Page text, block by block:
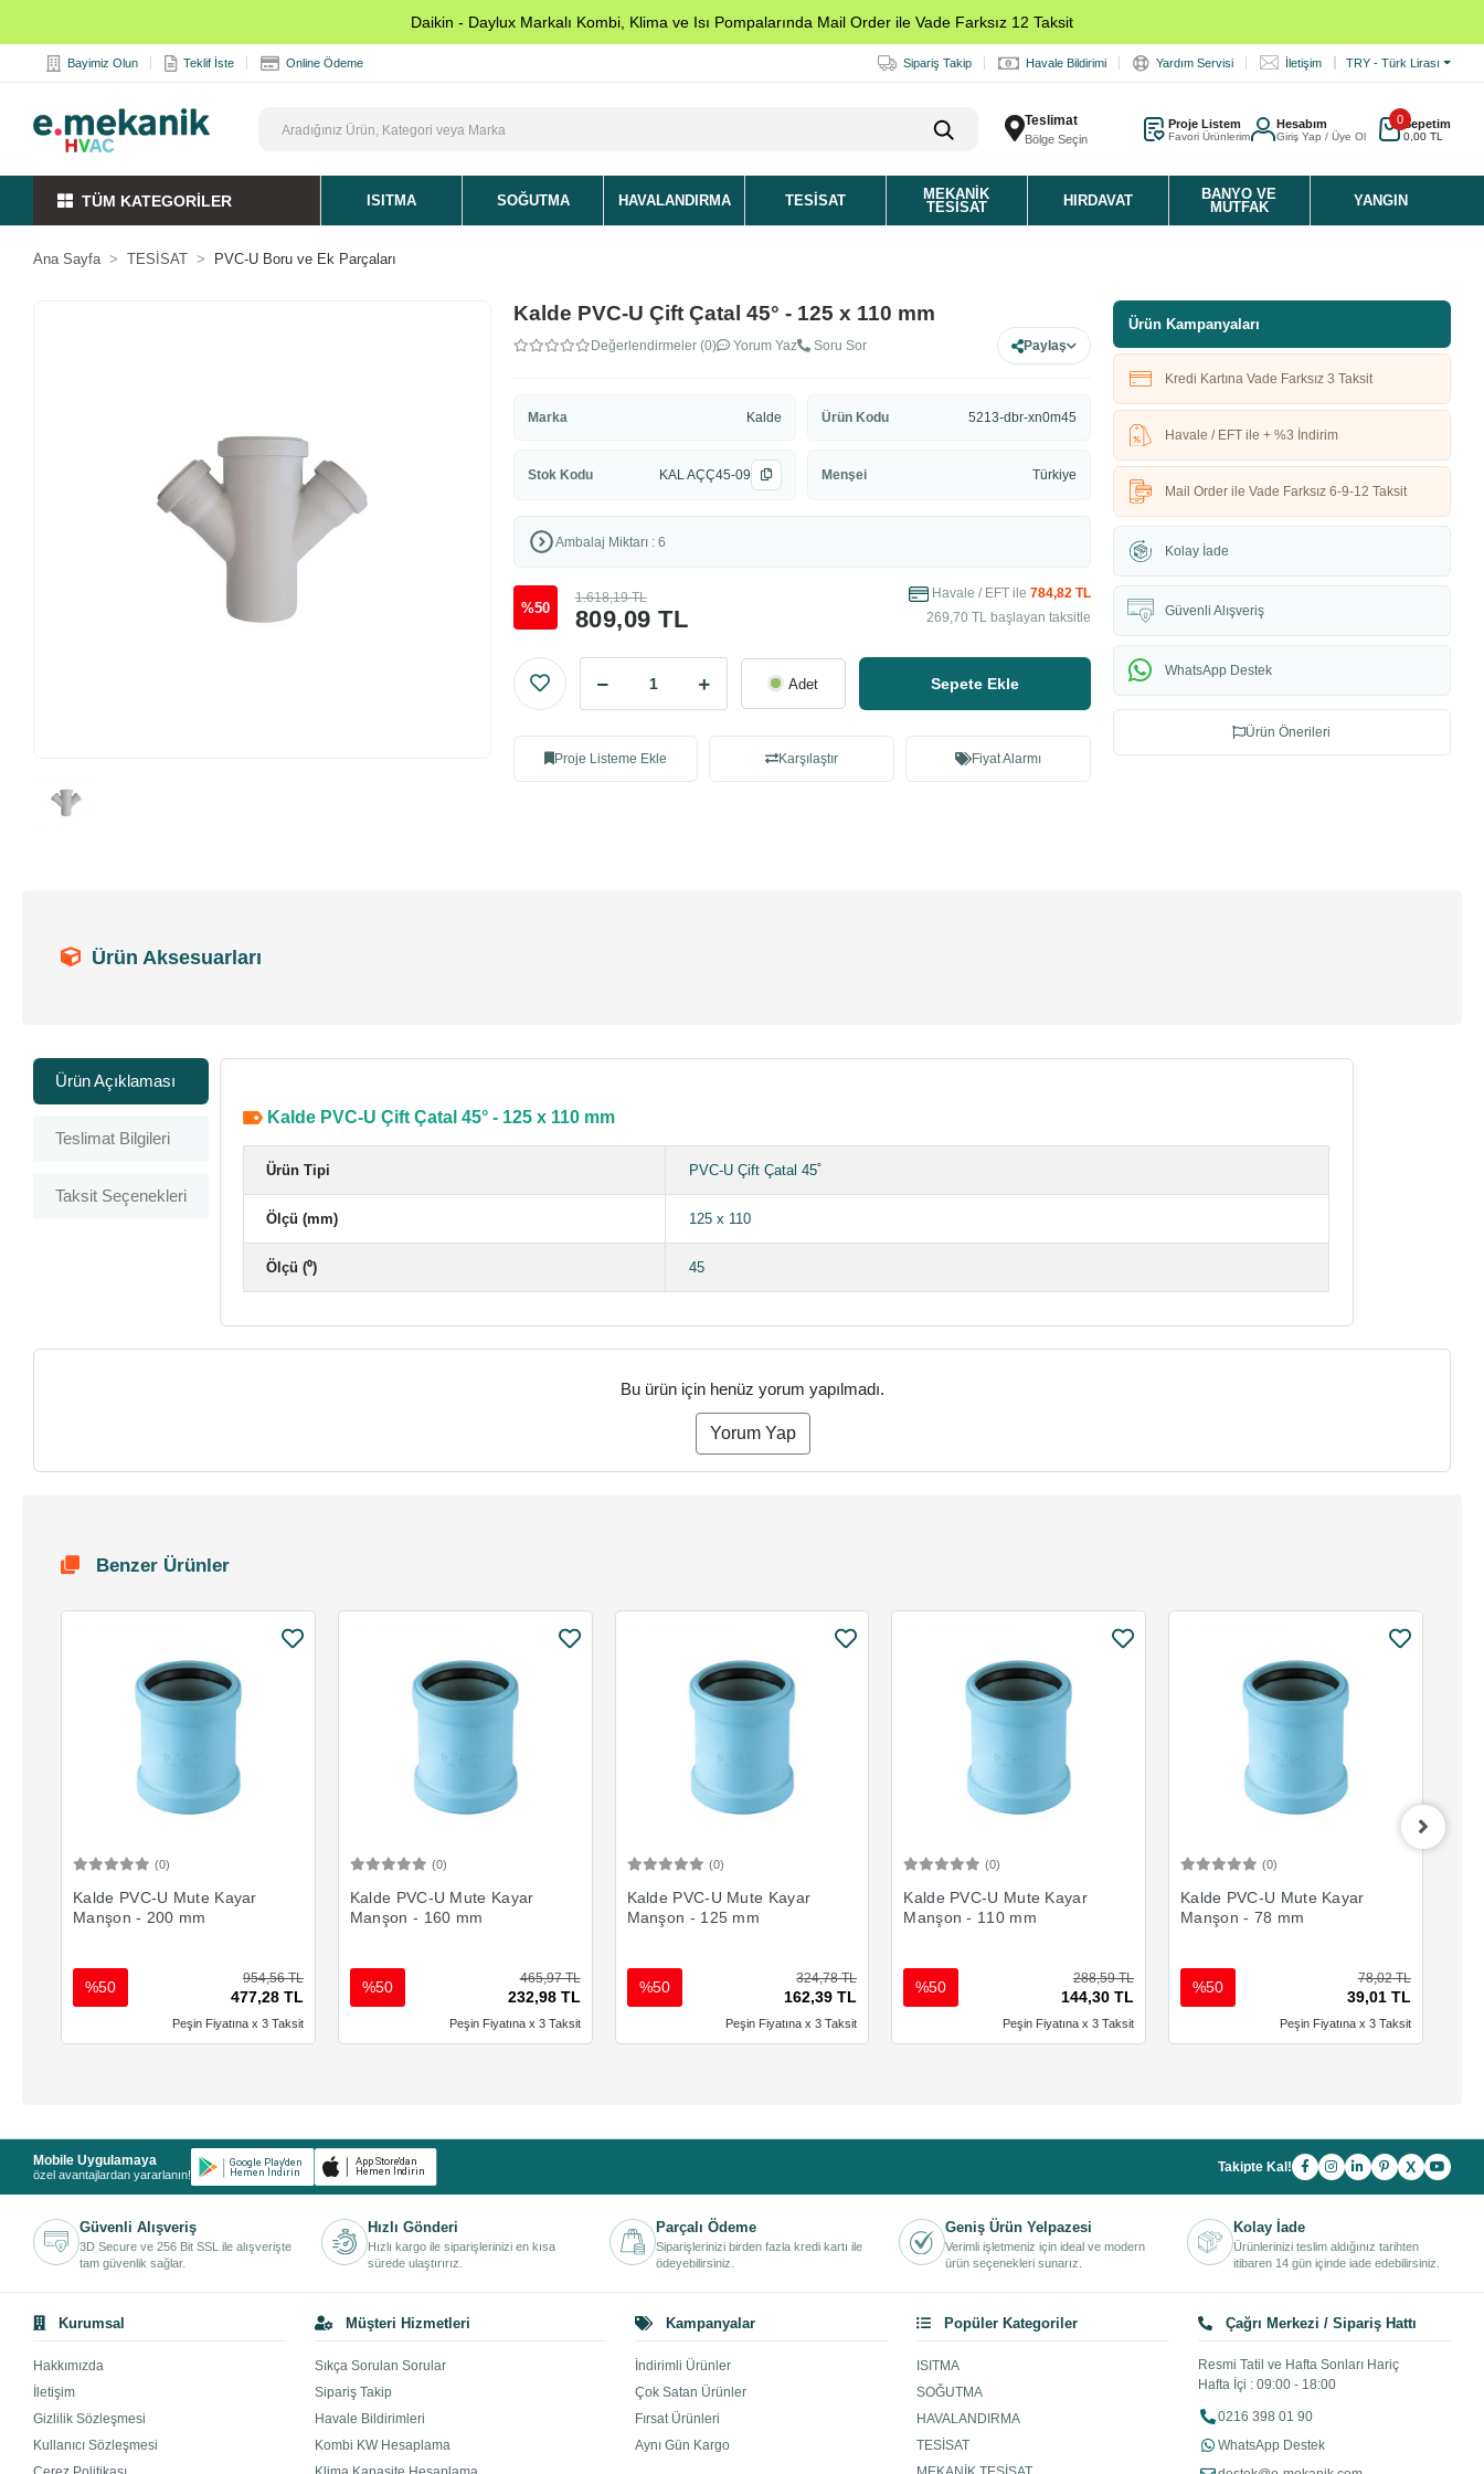
Daikin - Daylux Markalı Kombi, Klima ve Isı Pompalarında Mail Order ile Vade Farksız 12 Taksit
Bayimiz Olun Teklif İste Online Ödeme Sipariş Takip Havale Bildirimi Yardım Servisi İletişim TRY - Türk Lirası
Teslimat
Bölge Seçin
Proje Listem
Favori Ürünlerim
Hesabım
Giriş Yap / Üye Ol
0Sepetim
0,00 TL
TÜM KATEGORİLER ISITMA SOĞUTMA HAVALANDIRMA TESISAT
MEKANIK
TESISAT
HIRDAVAT
BANYO VE
MUTFAK
YANGIN
Ana Sayfa TESİSAT PVC-U Boru ve Ek Parçaları
Kalde PVC-U Çift Çatal 45° - 125 x 110 mm
Değerlendirmeler (0) Yorum Yaz Soru Sor Paylaş
Marka Kalde Ürün Kodu 5213-dbr-xn0m45
Stok Kodu KAL AÇÇ45-09 Menşei Türkiye
Ambalaj Miktarı : 6
%50 809,09 TL
1.618,19 TL Havale / EFT ile 784,82 TL
269,70 TL başlayan taksitle
Adet Sepete Ekle
Proje Listeme Ekle Karşılaştır Fiyat Alarmı
Ürün Kampanyaları
Kredi Kartına Vade Farksız 3 Taksit
Havale / EFT ile + %3 İndirim
Mail Order ile Vade Farksız 6-9-12 Taksit
Kolay İade
Güvenli Alışveriş
WhatsApp Destek
Ürün Önerileri
Ürün Aksesuarları
Ürün Açıklaması
Teslimat Bilgileri
Taksit Seçenekleri
Kalde PVC-U Çift Çatal 45° - 125 x 110 mm
Ürün Tipi PVC-U Çift Çatal 45˚
Ölçü (mm) 125 x 110
Ölçü (⁰) 45
Bu ürün için henüz yorum yapılmadı.
Yorum Yap
Benzer Ürünler
(0)
Kalde PVC-U Mute Kayar
Manşon - 200 mm
954,56 TL
477,28 TL
%50
Peşin Fiyatına x 3 Taksit
(0)
Kalde PVC-U Mute Kayar
Manşon - 160 mm
465,97 TL
232,98 TL
%50
Peşin Fiyatına x 3 Taksit
(0)
Kalde PVC-U Mute Kayar
Manşon - 125 mm
324,78 TL
162,39 TL
%50
Peşin Fiyatına x 3 Taksit
(0)
Kalde PVC-U Mute Kayar
Manşon - 110 mm
288,59 TL
144,30 TL
%50
Peşin Fiyatına x 3 Taksit
(0)
Kalde PVC-U Mute Kayar
Manşon - 78 mm
78,02 TL
39,01 TL
%50
Peşin Fiyatına x 3 Taksit
Mobile Uygulamaya
özel avantajlardan yararlanın! Takipte Kal! X
Güvenli Alışveriş
3D Secure ve 256 Bit SSL ile alışverişte
tam güvenlik sağlar.
Hızlı Gönderi
Hızlı kargo ile siparişlerinizi en kısa
sürede ulaştırırız.
Parçalı Ödeme
Siparişlerinizi birden fazla kredi kartı ile
ödeyebilirsiniz.
Geniş Ürün Yelpazesi
Verimli işletmeniz için ideal ve modern
ürün seçenekleri sunarız.
Kolay İade
Ürünlerinizi teslim aldığınız tarihten
itibaren 14 gün içinde iade edebilirsiniz.
Kurumsal
Hakkımızda
İletişim
Gizlilik Sözleşmesi
Kullanıcı Sözleşmesi
Müşteri Hizmetleri
Sıkça Sorulan Sorular
Sipariş Takip
Havale Bildirimleri
Kombi KW Hesaplama
Kampanyalar
İndirimli Ürünler
Çok Satan Ürünler
Fırsat Ürünleri
Aynı Gün Kargo
Popüler Kategoriler
ISITMA
SOĞUTMA
HAVALANDIRMA
TESİSAT
Çağrı Merkezi / Sipariş Hattı
Resmi Tatil ve Hafta Sonları Hariç
Hafta İçi : 09:00 - 18:00
0216 398 01 90
WhatsApp Destek